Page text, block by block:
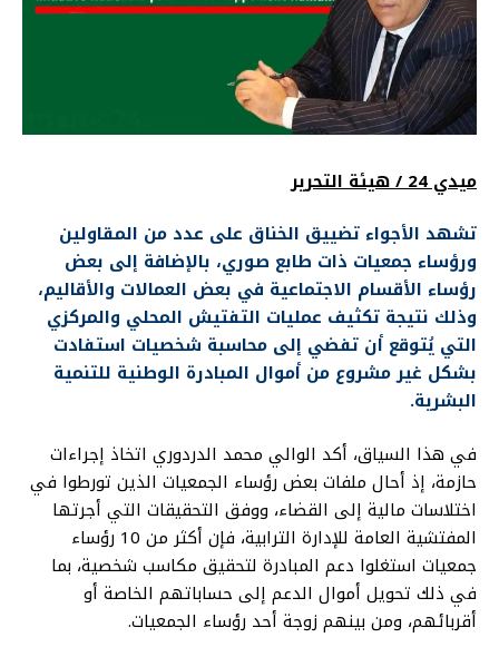
ميدي 24 / هيئة التحرير
تشهد الأجواء تضييق الخناق على عدد من المقاولين
ورؤساء جمعيات ذات طابع صوري، بالإضافة إلى بعض
رؤساء الأقسام الاجتماعية في بعض العمالات والأقاليم،
وذلك نتيجة تكثيف عمليات التفتيش المحلي والمركزي
التي يُتوقع أن تفضي إلى محاسبة شخصيات استفادت
بشكل غير مشروع من أموال المبادرة الوطنية للتنمية
البشرية.
في هذا السياق، أكد الوالي محمد الدردوري اتخاذ إجراءات
حازمة، إذ أحال ملفات بعض رؤساء الجمعيات الذين تورطوا في
اختلاسات مالية إلى القضاء، ووفق التحقيقات التي أجرتها
المفتشية العامة للإدارة الترابية، فإن أكثر من 10 رؤساء
جمعيات استغلوا دعم المبادرة لتحقيق مكاسب شخصية، بما
في ذلك تحويل أموال الدعم إلى حساباتهم الخاصة أو
أقربائهم، ومن بينهم زوجة أحد رؤساء الجمعيات.